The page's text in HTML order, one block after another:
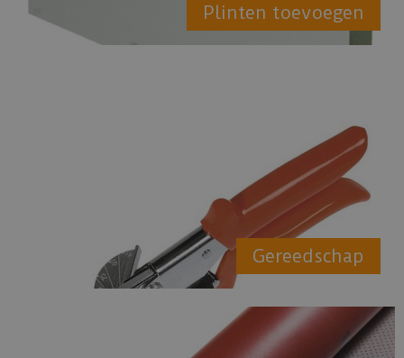
Plinten toevoegen
Gereedschap